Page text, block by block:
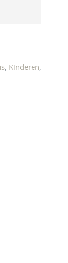
, Kinderen,